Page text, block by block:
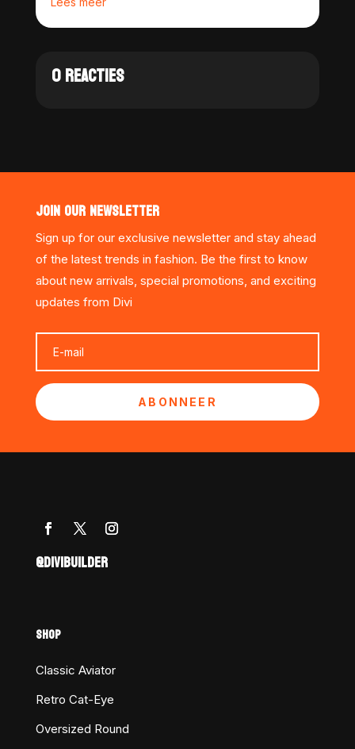
0 REACTIES
JOIN OUR NEWSLETTER
Sign up for our exclusive newsletter and stay ahead
of the latest trends in fashion. Be the first to know
about new arrivals, special promotions, and exciting
updates from Divi
ABONNEER
@DIVIBUILDER
SHOP
Classic Aviator
Retro Cat-Eye
Oversized Round